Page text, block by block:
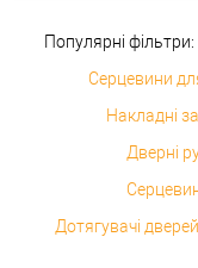
Популярні фільтри:
Серцевини
Накладні
Дверні
Дотягувачі